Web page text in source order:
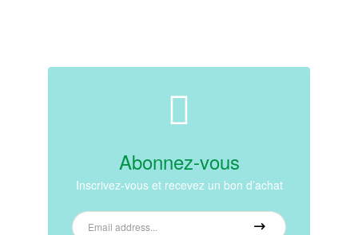
Abonnez-vous
Inscrivez-vous et recevez un bon d’achat